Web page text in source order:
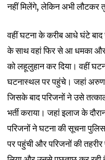
नहीं मिलेंगे, लेकिन अभी
वहीं घटना के करीब आधे घंटे
के साथ वहां फिर से आ धमका
को लहूलुहान कर दिया। वहीं
घटनास्थल पर पहुंचे। जहां अरुण
जिसके बाद परिजनों ने उसे
भर्ती कराया। जहां इलाज के
परिजनों ने घटना की सूचना
पर पहुंची और परिजनों की तहरीर